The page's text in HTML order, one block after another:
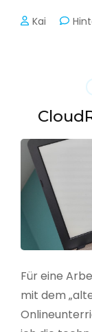
Kai
Für eine
mit dem